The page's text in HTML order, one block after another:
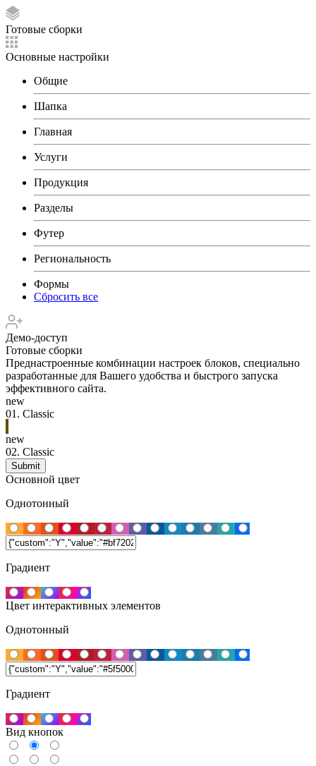
Готовые сборки
Основные настройки
Общие
Шапка
Главная
Услуги
Продукция
Разделы
Футер
Региональность
Формы
Сбросить все
Демо-доступ
Готовые сборки
Преднастроенные комбинации настроек блоков, специально
разработанные для Вашего удобства и быстрого запуска
эффективного сайта.
new
01. Classic
new
02. Classic
Основной цвет
Однотонный
Градиент
Цвет интерактивных элементов
Однотонный
Градиент
Вид кнопок